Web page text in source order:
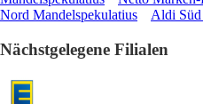
Nord Mandelspekulatius
Aldi Süd
Nächstgelegene Filialen